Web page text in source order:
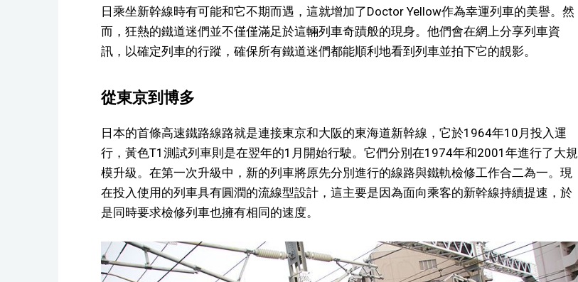
日乘坐新幹線時有可能和它不期而遇，這就增加了Doctor Yellow作為幸運列車的美譽。然
而，狂熱的鐵道迷們並不僅僅滿足於這輛列車奇蹟般的現身。他們會在網上分享列車資
訊，以確定列車的行蹤，確保所有鐵道迷們都能順利地看到列車並拍下它的靚影。
從東京到博多
日本的首條高速鐵路線路就是連接東京和大阪的東海道新幹線，它於1964年10月投入運
行，黃色T1測試列車則是在翌年的1月開始行駛。它們分別在1974年和2001年進行了大規
模升級。在第一次升級中，新的列車將原先分別進行的線路與鐵軌檢修工作合二為一。現
在投入使用的列車具有圓潤的流線型設計，這主要是因為面向乘客的新幹線持續提速，於
是同時要求檢修列車也擁有相同的速度。